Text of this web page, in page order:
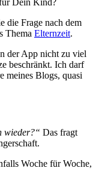
die Frage nach dem
Thema Elternzeit.
der App nicht zu viel
beschränkt. Ich darf
meines Blogs, quasi
wieder?“ Das fragt
Woche für Woche,